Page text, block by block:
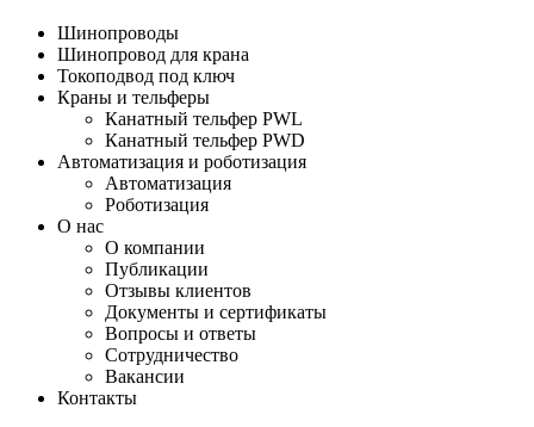
Шинопроводы
Шинопровод для крана
Токоподвод под ключ
Краны и тельферы
Канатный тельфер PWL
Канатный тельфер PWD
Автоматизация и роботизация
Автоматизация
Роботизация
О нас
О компании
Публикации
Отзывы клиентов
Документы и сертификаты
Вопросы и ответы
Сотрудничество
Вакансии
Контакты